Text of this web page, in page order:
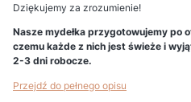
Dziękujemy za zrozumienie!
Nasze mydełka przygotowujemy po
czemu każde z nich jest świeże i
2-3 dni robocze.
Przejdź do pełnego opisu